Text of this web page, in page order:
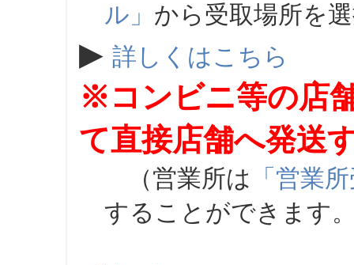
ル」 から受取場所を
▶ 詳しくはこちら
※コンビニ等の店
て直接店舗へ発送
（営業所は 「営業
することができます